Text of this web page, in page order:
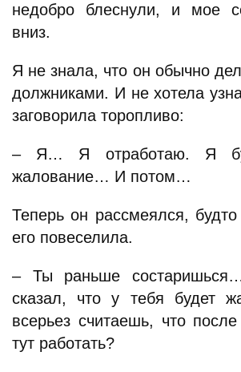
недобро блеснули, и мое
вниз.
Я не знала, что он обычно
должниками. И не хотела
заговорила торопливо:
– Я… Я отработаю. Я
жалование… И потом…
Теперь он рассмеялся,
его повеселила.
– Ты раньше
сказал, что у тебя будет
всерьез считаешь, что
тут работать?